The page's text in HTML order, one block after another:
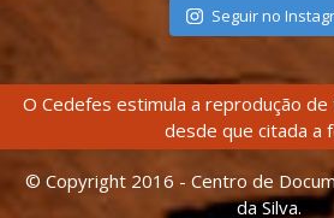
Seguir no
O Cedefes estimula a reprodução
desde que citada a
© Copyright 2016 - Centro de
da Silva.